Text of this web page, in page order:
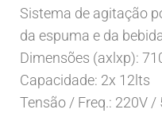
Sistema de agitação
da espuma e da
Dimensões (axlxp):
Capacidade: 2x 12lts
Tensão / Freq.: 220V /